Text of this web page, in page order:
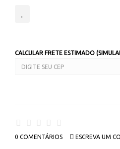
CALCULAR FRETE ESTIMADO
0 COMENTÁRIOS ESCREVA UM